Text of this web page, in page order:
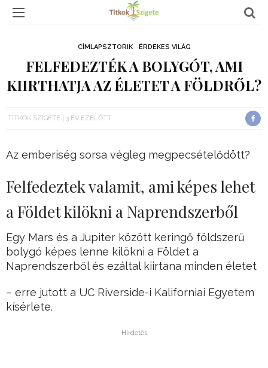
CÍMLAPSZTORIK ÉRDEKES VILÁG
FELFEDEZTÉK A BOLYGÓT, AMI
KIIRTHATJA AZ ÉLETET A FÖLDRŐL?
TITKOK SZIGETE 3 ÉV EZELŐTT
Az emberiség sorsa végleg megpecsételődött?
Felfedeztek valamit, ami képes lehet
a Földet kilökni a Naprendszerből
Egy Mars és a Jupiter között keringő földszerű
bolygó képes lenne kilökni a Földet a
Naprendszerből és ezáltal kiirtana minden életet
– erre jutott a UC Riverside-i Kaliforniai Egyetem
kísérlete.
Hirdetés